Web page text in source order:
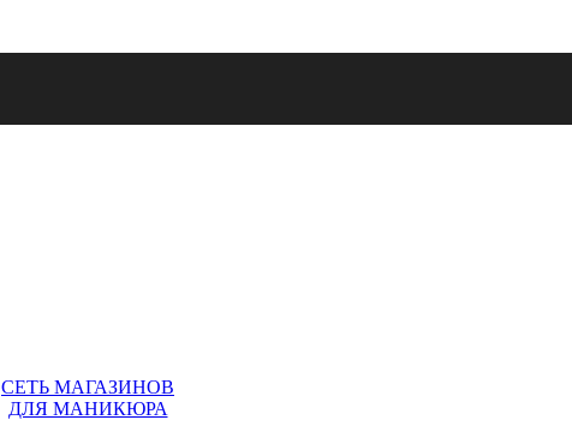
СЕТЬ МАГАЗИНОВ
ДЛЯ МАНИКЮРА